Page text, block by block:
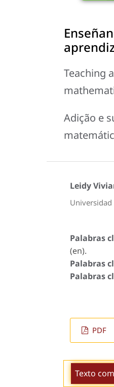
Teaching
Adição e
Leidy
Universidad
Palabras
(en).
Palabras
Palabras
PDF
Texto